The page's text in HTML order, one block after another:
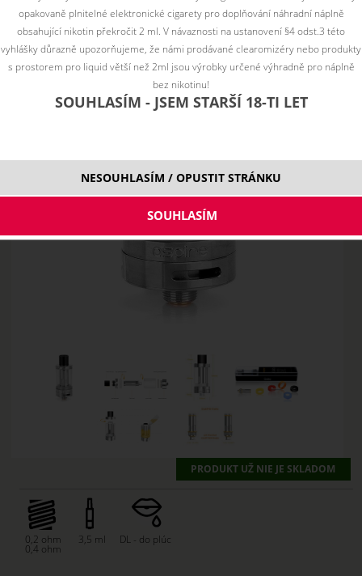
PRODUKT UŽ NIE JE SKLADOM
0,2 ohm
0,4 ohm
3,5 ml DL - do plúc
opakovaně plnitelné elektronické cigarety pro doplňování náhradní náplně
obsahující nikotin překročit 2 ml. V návaznosti na ustanovení §4 odst.3 této
vyhlášky důrazně upozorňujeme, že námi prodávané clearomizéry nebo produkty
s prostorem pro liquid větší než 2ml jsou výrobky určené výhradně pro náplně
bez nikotinu!
SOUHLASÍM - JSEM STARŠÍ 18-TI LET
NESOUHLASÍM / OPUSTIT STRÁNKU